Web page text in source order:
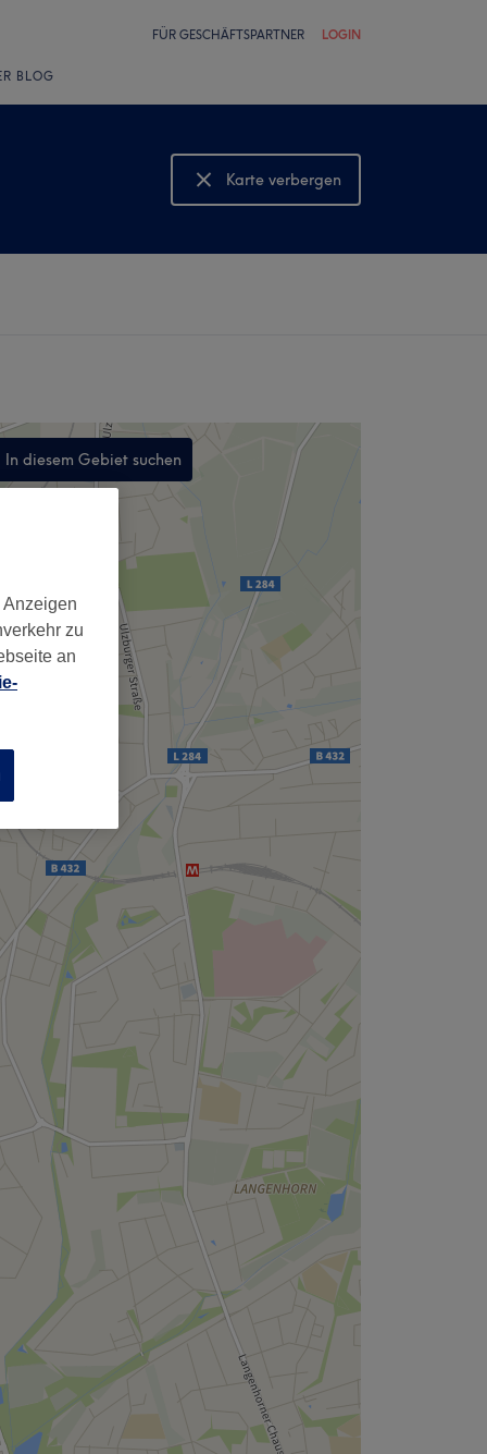
FÜR GESCHÄFTSPARTNER LOGIN
BLOG
Karte verbergen
Karte anzeigen
In diesem Gebiet suchen
,
zu
an